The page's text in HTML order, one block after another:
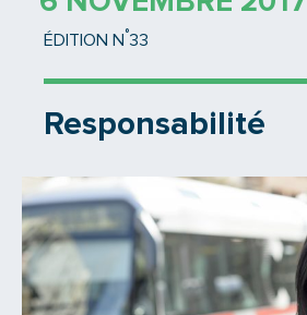
ÉDITION N °33
Responsabilité